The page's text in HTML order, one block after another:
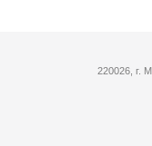
220026, г.